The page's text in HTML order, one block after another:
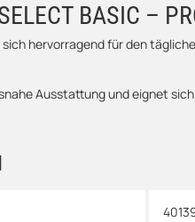
BASIC –
hervorragend für den
Ausstattung und eignet